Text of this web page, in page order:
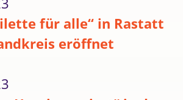
für alle“ in Rastatt
eröffnet